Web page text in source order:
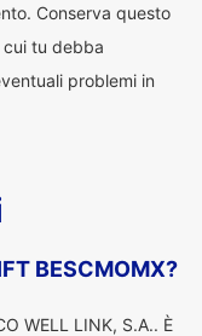
Conserva questo
cui tu debba
problemi in
BESCMOMX?
WELL LINK, S.A.. È